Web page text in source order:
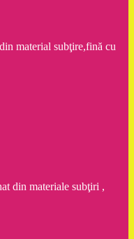
material subţire,fină cu
din materiale subţiri ,